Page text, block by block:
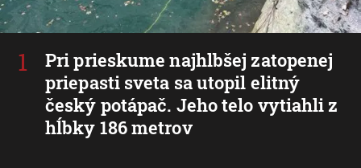
Pri prieskume najhlbšej zatopenej
priepasti sveta sa utopil elitný
český potápač. Jeho telo vytiahli z
hĺbky 186 metrov